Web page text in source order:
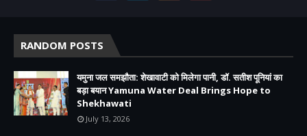
RANDOM POSTS
यमुना जल समझौता: शेखावाटी को मिलेगा पानी, डॉ. सतीश पूनियां का
बड़ा बयान Yamuna Water Deal Brings Hope to
Shekhawati
July 13, 2026